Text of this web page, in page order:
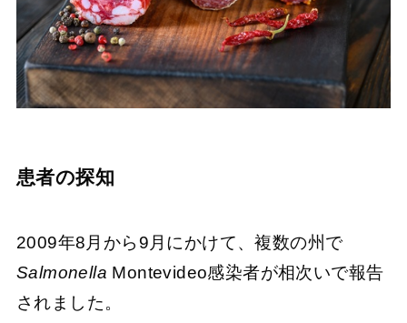
患者の探知
2009年8月から9月にかけて、複数の州で
Salmonella Montevideo感染者が相次いで報告
されました。